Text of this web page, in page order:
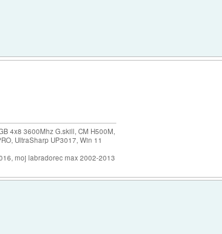
4x8 3600Mhz G.skill, CM H500M,
UltraSharp UP3017, Win 11
moj labradorec max 2002-2013